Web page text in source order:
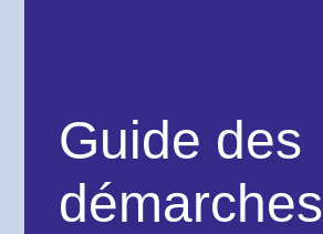
Guide des
démarches